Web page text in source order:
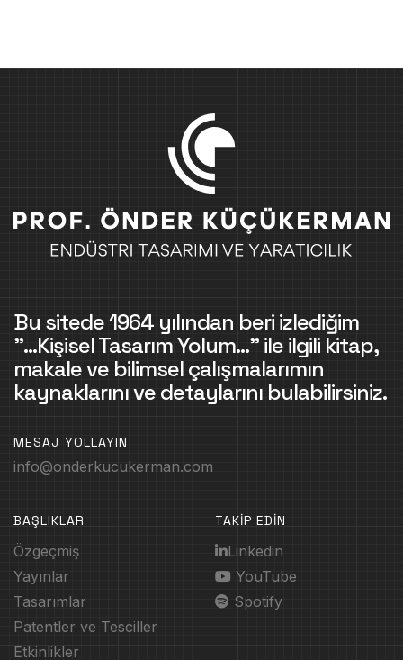
Bu sitede 1964 yılından beri izlediğim
"...Kişisel Tasarım Yolum..." ile ilgili kitap,
makale ve bilimsel çalışmalarımın
kaynaklarını ve detaylarını bulabilirsiniz.
MESAJ YOLLAYIN
info@onderkucukerman.com
BAŞLIKLAR
Özgeçmiş
Yayınlar
Tasarımlar
Patentler ve Tesciller
Etkinlikler
TAKİP EDİN
Linkedin
YouTube
Spotify